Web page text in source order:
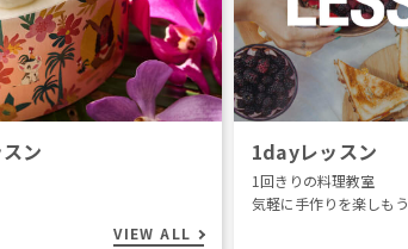
ン
VIEW ALL
1dayレッスン
1回きりの料理教室
気軽に手作りを楽しもう